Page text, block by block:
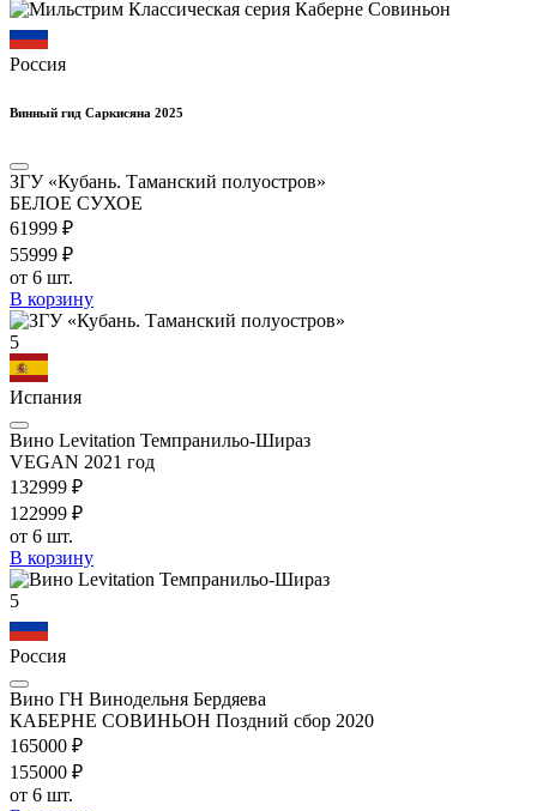
Россия
Винный гид Саркисяна 2025
ЗГУ «Кубань. Таманский полуостров»
БЕЛОЕ СУХОЕ
61999 ₽
55999 ₽
от 6 шт.
В корзину
5
Испания
Вино Levitation Темпранильо-Шираз
VEGAN 2021 год
132999 ₽
122999 ₽
от 6 шт.
В корзину
5
Россия
Вино ГН Винодельня Бердяева
КАБЕРНЕ СОВИНЬОН Поздний сбор 2020
165000 ₽
155000 ₽
от 6 шт.